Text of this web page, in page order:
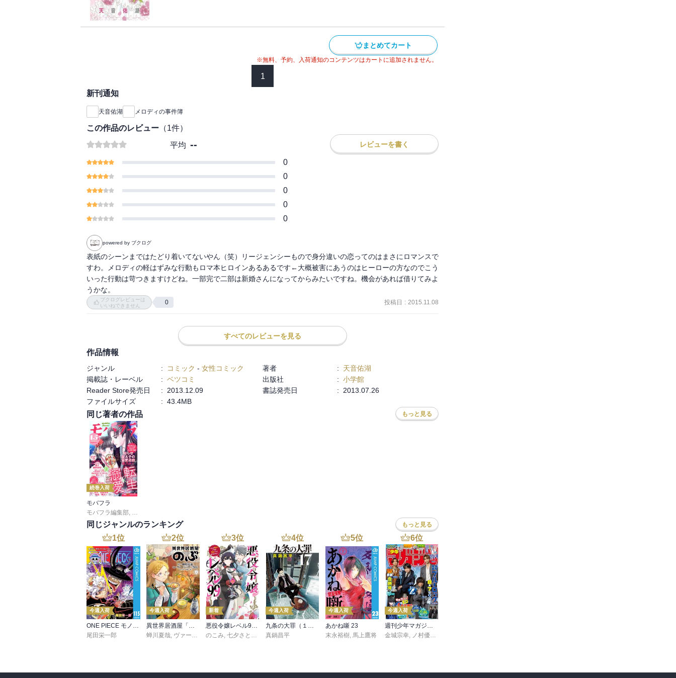
まとめてカート
※無料、予約、入荷通知のコンテンツはカートに追加されません。
1
新刊通知
天音佑湖 メロディの事件簿
この作品のレビュー （1件）
平均 -- レビューを書く
0
0
0
0
0
powered by ブクログ
表紙のシーンまではたどり着いてないやん（笑）リージェンシーもので身分違いの恋ってのはまさにロマンスで
すわ。メロディの軽はずみな行動もロマ本ヒロインあるあるです←大概被害にあうのはヒーローの方なのでこう
いった行動は苛つきますけどね。一部完で二部は新婚さんになってからみたいですね。機会があれば借りてみよ
うかな。
ブクログレビューは
いいねできません
0 投稿日 : 2015.11.08
すべてのレビューを見る
作品情報
ジャンル : コミック - 女性コミック 著者 :
天音佑湖
掲載誌・レーベル
: ベツコミ 出版社 : 小学館
Reader Store発売日
: 2013.12.09 書誌発売日 : 2013.07.26
ファイルサイズ
: 43.4MB
同じ著者の作品 もっと見る
続巻入荷
モバフラ
モバフラ編集部
同じジャンルのランキング もっと見る
1位
今週入荷
ONE PIECE モノクロ版 115
尾田栄一郎
2位
今週入荷
異世界居酒屋「のぶ」(22)
蝉川夏哉, ヴァージニア二等兵 ,転
3位
新着
悪役令嬢レベル99 ～私は裏ボスですが魔王ではありません～ その６
のこみ,七夕さとり Tea
4位
今週入荷
九条の大罪（１７）
真鍋昌平
5位
今週入荷
あかね噺 23
末永裕樹, 馬上鷹将
6位
今週入荷
週刊少年マガジン 2026年36・37号[2026年8月5日発売]
金城宗幸, ノ村優介